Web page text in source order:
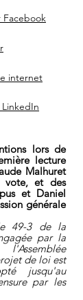
internet
lors de
lecture
Malhuret
vote, et des
et Daniel
générale
49-3 de la
par la
de loi est
jusqu'au
par les